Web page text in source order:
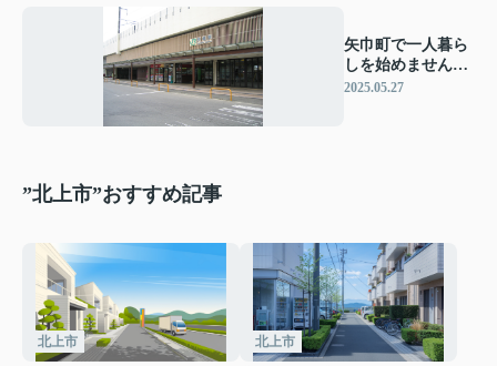
矢巾町で一人暮ら
しを始めません
か？賃貸物件の探
2025.05.27
”北上市”おすすめ記事
北上市 北上市